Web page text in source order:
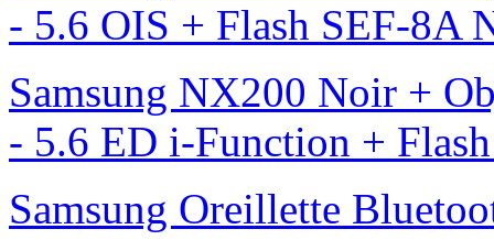
- 5.6 OIS + Flash SEF-8A
Samsung NX200 Noir +
- 5.6 ED i-Function +
Samsung Oreillette